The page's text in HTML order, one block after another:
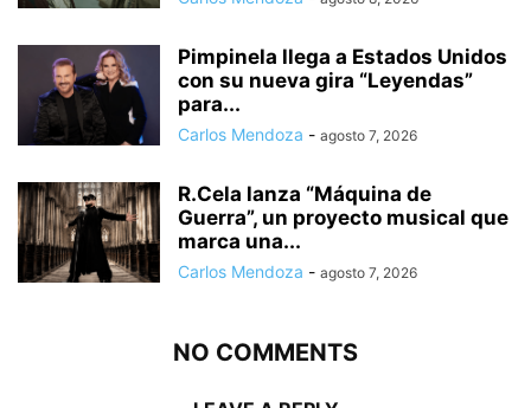
Pimpinela llega a Estados Unidos
con su nueva gira “Leyendas”
para...
Carlos Mendoza - agosto 7, 2026
R.Cela lanza “Máquina de
Guerra”, un proyecto musical que
marca una...
Carlos Mendoza - agosto 7, 2026
NO COMMENTS